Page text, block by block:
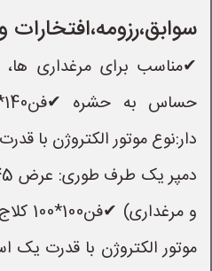
✔مناسب برای مرغداری
دار:نوع موتور الکتروژن با
و